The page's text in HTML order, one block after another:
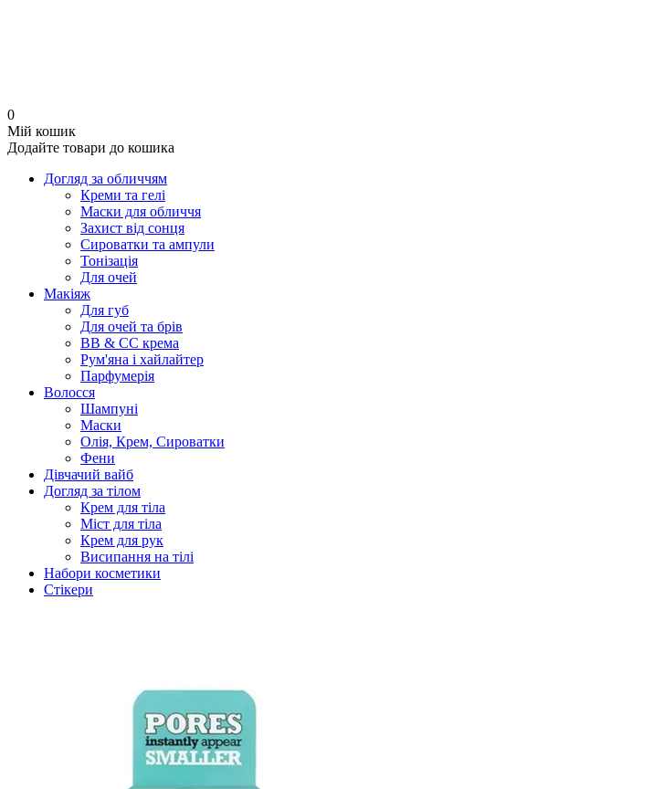
0
Мій кошик
Додайте товари до кошика
Догляд за обличчям
Креми та гелі
Маски для обличчя
Захист від сонця
Сироватки та ампули
Тонізація
Для очей
Макіяж
Для губ
Для очей та брів
BB & CC крема
Рум'яна і хайлайтер
Парфумерія
Волосся
Шампуні
Маски
Олія, Крем, Сироватки
Фени
Дівчачий вайб
Догляд за тілом
Крем для тіла
Міст для тіла
Крем для рук
Висипання на тілі
Набори косметики
Стікери